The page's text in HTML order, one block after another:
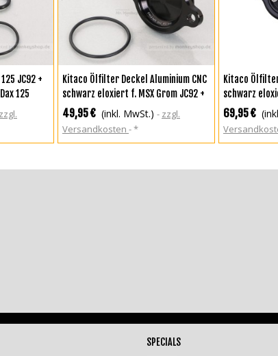
JC92 +
125
zzgl.
ZUR WUNSCHLISTE HINZUFÜGEN
Kitaco Ölfilter Deckel Aluminium CNC
schwarz eloxiert f. MSX Grom JC92 +
Monkey 125 JB03 JB05 + Dax 125
49,95 € (inkl. MwSt.)
zzgl.
Versandkosten
*
IN DEN
Kitaco
schwarz
Grom JC92 +
Dax 125
69,95 €
SPECIALS